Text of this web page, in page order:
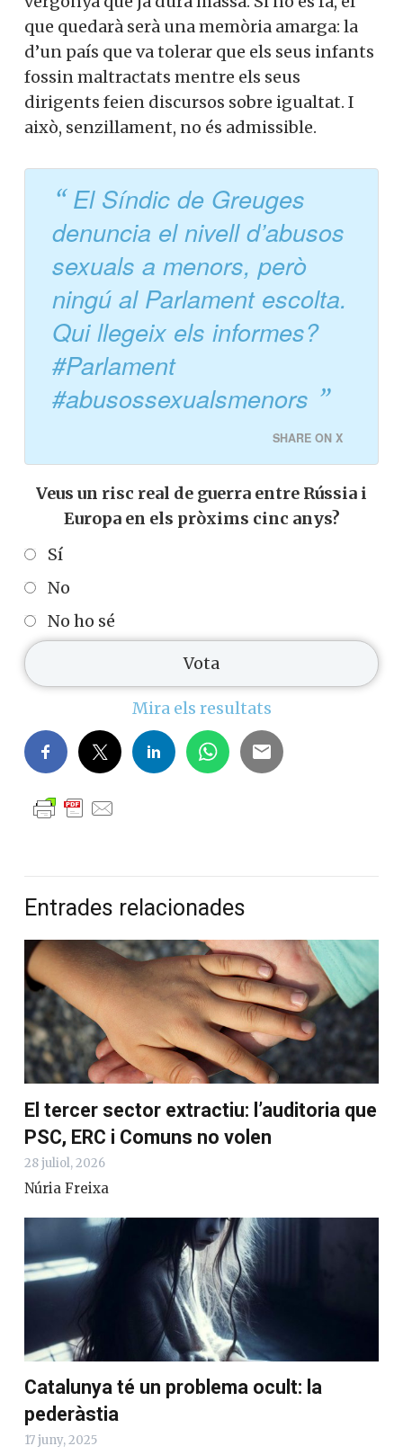
que quedarà serà una memòria amarga: la
d’un país que va tolerar que els seus infants
fossin maltractats mentre els seus
dirigents feien discursos sobre igualtat. I
això, senzillament, no és admissible.
El Síndic de Greuges
denuncia el nivell d’abusos
sexuals a menors, però
ningú al Parlament escolta.
Qui llegeix els informes?
#Parlament
#abusossexualsmenors
SHARE ON X
Veus un risc real de guerra entre Rússia i
Europa en els pròxims cinc anys?
Sí
No
No ho sé
Mira els resultats
Entrades relacionades
El tercer sector extractiu: l’auditoria que
PSC, ERC i Comuns no volen
28 juliol, 2026
Núria Freixa
Catalunya té un problema ocult: la
pederàstia
17 juny, 2025